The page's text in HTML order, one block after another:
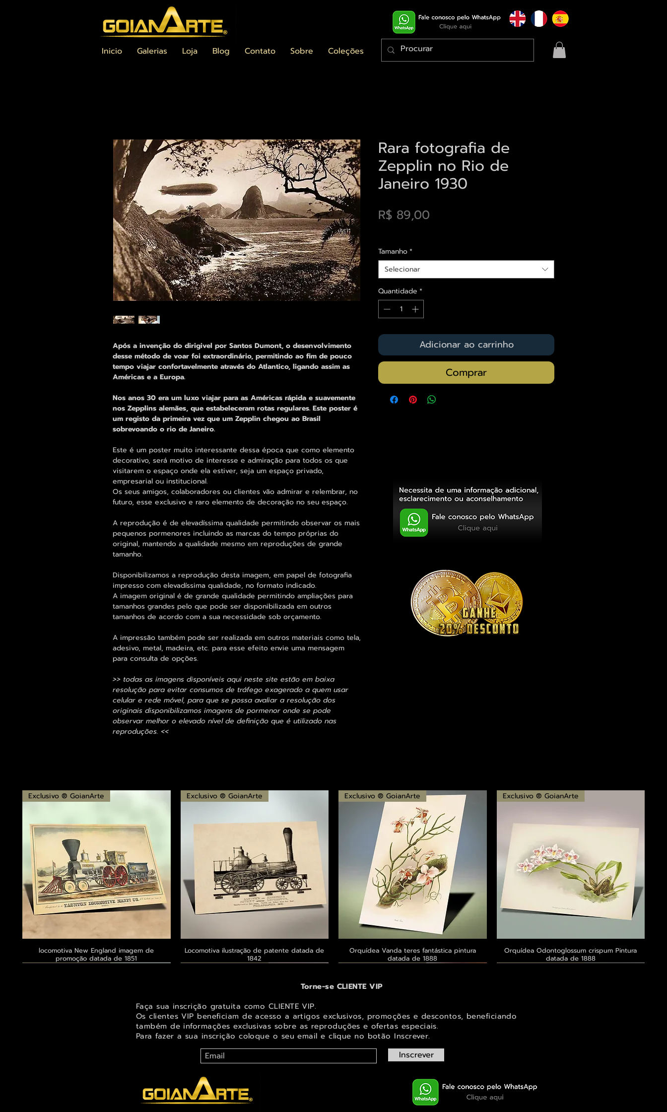
Inicio Galerias Loja Blog Contato Sobre Coleções
Após a invenção do dirigivel por Santos Dumont, o desenvolvimento
desse método de voar foi extraordinário, permitindo ao fim de pouco
tempo viajar confortavelmente através do Atlantico, ligando assim as
Américas e a Europa.
Nos anos 30 era um luxo viajar para as Américas rápida e suavemente
nos Zepplins alemães, que estabeleceram rotas regulares. Este poster é
um registo da primeira vez que um Zepplin chegou ao Brasil
sobrevoando o rio de Janeiro.
Este é um poster muito interessante dessa época que como elemento
decorativo, será motivo de interesse e admiração para todos os que
visitarem o espaço onde ela estiver, seja um espaço privado,
empresarial ou institucional.
Os seus amigos, colaboradores ou clientes vão admirar e relembrar, no
futuro, esse exclusivo e raro elemento de decoração no seu espaço.
A reprodução é de elevadíssima qualidade permitindo observar os mais
pequenos pormenores incluindo as marcas do tempo próprias do
original, mantendo a qualidade mesmo em reproduções de grande
tamanho.
Disponibilizamos a reprodução desta imagem, em papel de fotografia
impresso com elevadíssima qualidade, no formato indicado.
A imagem original é de grande qualidade permitindo ampliações para
tamanhos grandes pelo que pode ser disponibilizada em outros
tamanhos de acordo com a sua necessidade sob orçamento.
A impressão também pode ser realizada em outros materiais como tela,
adesivo, metal, madeira, etc. para esse efeito envie uma mensagem
para consulta de opções.
>> todas as imagens disponíveis aqui neste site estão em baixa
resolução para evitar consumos de tráfego exagerado a quem usar
celular e rede móvel, para que se possa avaliar a resolução dos
originais disponibilizamos imagens de pormenor onde se pode
observar melhor o elevado nível de definição que é utilizado nas
reproduções. <<
Rara fotografia de
Zepplin no Rio de
Janeiro 1930
R$ 89,00
Tamanho*
Selecionar
Quantidade *
Adicionar ao carrinho
Comprar
Visualização rápida
Exclusivo ® GoianArte
locomotiva New England imagem de
promoção datada de 1851
Visualização rápida
Exclusivo ® GoianArte
Locomotiva ilustração de patente datada de
1842
Visualização rápida
Exclusivo ® GoianArte
Orquídea Vanda teres fantástica pintura
datada de 1888
Visualização rápida
Exclusivo ® GoianArte
Orquídea Odontoglossum crispum Pintura
datada de 1888
Torne-se CLIENTE VIP
Faça sua inscrição gratuita como CLIENTE VIP.
Os clientes VIP beneficiam de acesso a artigos exclusivos, promoções e descontos, beneficiando
também de informações exclusivas sobre as reproduções e ofertas especiais.
Para fazer a sua inscrição coloque o seu email e clique no botão Inscrever.
Inscrever